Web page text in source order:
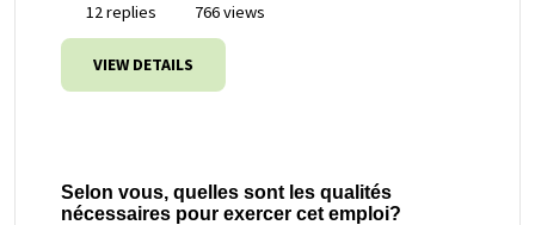
12 replies
766 views
VIEW DETAILS
Selon vous, quelles sont les qualités
nécessaires pour exercer cet emploi?